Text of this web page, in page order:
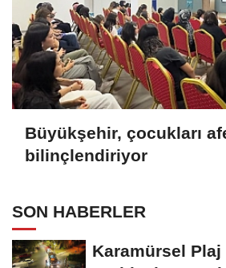
Büyükşehir, çocukları
bilinçlendiriyor
SON HABERLER
Karamürsel Plaj